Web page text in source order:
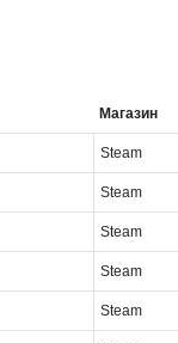
Магазин
Steam
Steam
Steam
Steam
Steam